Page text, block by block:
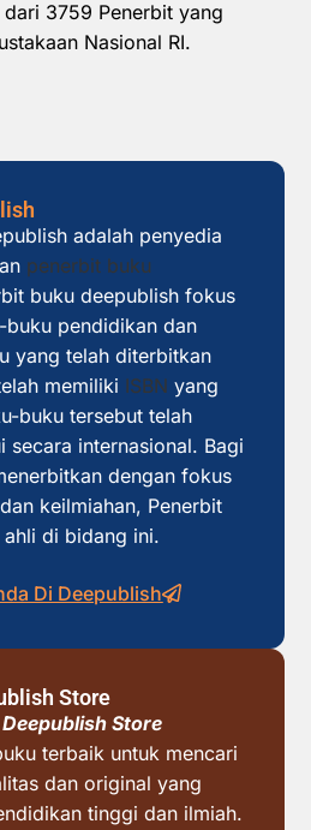
3759 Penerbit yang
Nasional RI.
adalah penyedia
penerbit buku
buku deepublish fokus
buku pendidikan dan
yang telah diterbitkan
memiliki ISBN yang
buku tersebut telah
secara internasional. Bagi
dengan fokus
keilmiahan, Penerbit
di bidang ini.
Di Deepublish
Store
Deepublish Store
terbaik untuk mencari
dan original yang
tinggi dan ilmiah.